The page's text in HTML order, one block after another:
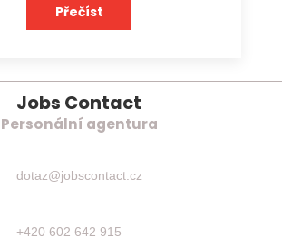
Přečíst
Jobs Contact
Personální agentura
dotaz@jobscontact.cz
+420 602 642 915